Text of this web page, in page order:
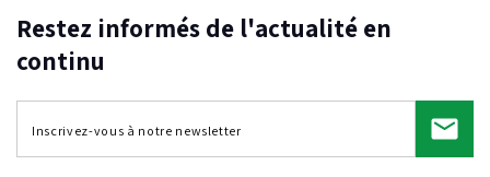
Restez informés de l'actualité en
continu